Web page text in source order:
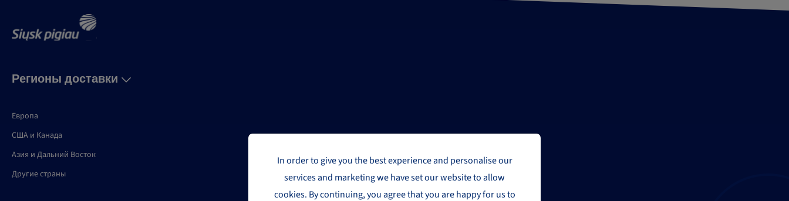
Регионы доставки
Европа
США и Канадa
Азия и Дальний Восток
Другие страны
In order to give you the best experience and personalise our
services and marketing we have set our website to allow
cookies. By continuing, you agree that you are happy for us to